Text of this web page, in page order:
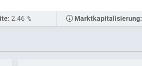
2.46 % Marktkapitalisierung: